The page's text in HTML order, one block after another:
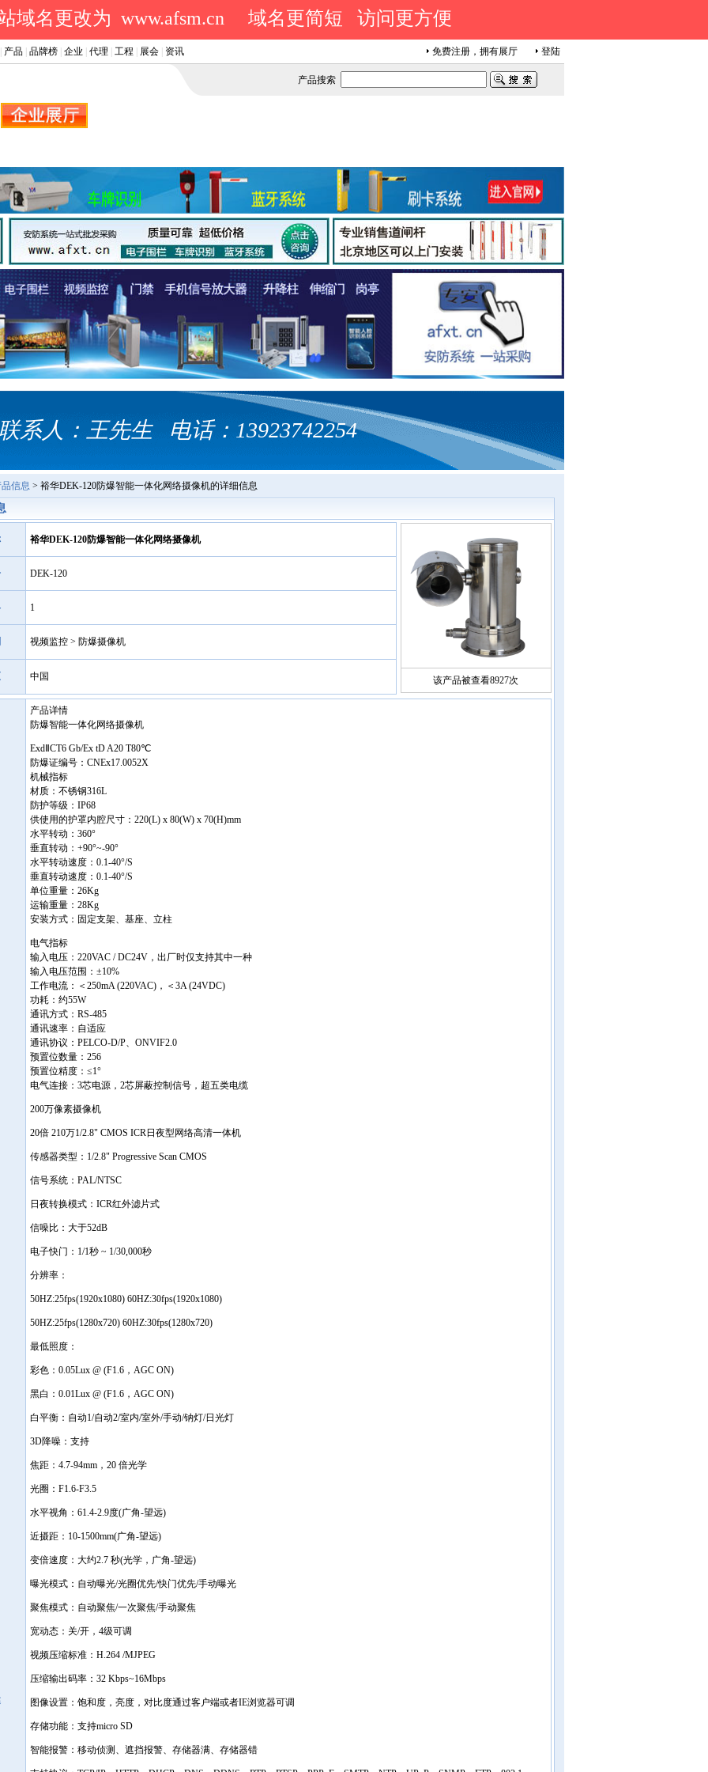
域名更改为 www.afsm.cn 域名更简短 访问更方便
产品 品牌榜 企业 代理 工程 展会 资讯 免费注册，拥有展厅 登陆
产品搜索
系人：王先生 电话：13923742254
信息 > 裕华DEK-120防爆智能一体化网络摄像机的详细信息
裕华DEK-120防爆智能一体化网络摄像机
DEK-120
1
视频监控 > 防爆摄像机
中国 该产品被查看8927次
产品详情
防爆智能一体化网络摄像机
ExdⅡCT6 Gb/Ex tD A20 T80℃
防爆证编号：CNEx17.0052X
机械指标
材质：不锈钢316L
防护等级：IP68
供使用的护罩内腔尺寸：220(L) x 80(W) x 70(H)mm
水平转动：360°
垂直转动：+90°~-90°
水平转动速度：0.1-40°/S
垂直转动速度：0.1-40°/S
单位重量：26Kg
运输重量：28Kg
安装方式：固定支架、基座、立柱
电气指标
输入电压：220VAC / DC24V，出厂时仅支持其中一种
输入电压范围：±10%
工作电流：＜250mA (220VAC)，＜3A (24VDC)
功耗：约55W
通讯方式：RS-485
通讯速率：自适应
通讯协议：PELCO-D/P、ONVIF2.0
预置位数量：256
预置位精度：≤1°
电气连接：3芯电源，2芯屏蔽控制信号，超五类电缆
200万像素摄像机
20倍 210万1/2.8" CMOS ICR日夜型网络高清一体机
传感器类型：1/2.8" Progressive Scan CMOS
信号系统：PAL/NTSC
日夜转换模式：ICR红外滤片式
信噪比：大于52dB
电子快门：1/1秒 ~ 1/30,000秒
分辨率：
50HZ:25fps(1920x1080) 60HZ:30fps(1920x1080)
50HZ:25fps(1280x720) 60HZ:30fps(1280x720)
最低照度：
彩色：0.05Lux @ (F1.6，AGC ON)
黑白：0.01Lux @ (F1.6，AGC ON)
白平衡：自动1/自动2/室内/室外/手动/钠灯/日光灯
3D降噪：支持
焦距：4.7-94mm，20 倍光学
光圈：F1.6-F3.5
水平视角：61.4-2.9度(广角-望远)
近摄距：10-1500mm(广角-望远)
变倍速度：大约2.7 秒(光学，广角-望远)
曝光模式：自动曝光/光圈优先/快门优先/手动曝光
聚焦模式：自动聚焦/一次聚焦/手动聚焦
宽动态：关/开，4级可调
视频压缩标准：H.264 /MJPEG
压缩输出码率：32 Kbps~16Mbps
图像设置：饱和度，亮度，对比度通过客户端或者IE浏览器可调
存储功能：支持micro SD
智能报警：移动侦测、遮挡报警、存储器满、存储器错